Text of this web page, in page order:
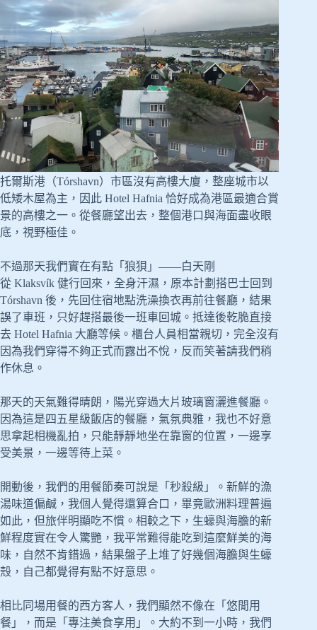
托爾斯港（Tórshavn）市區沒有高樓大廈，整座城市以
低矮木屋為主，因此 Hotel Hafnia 恰好成為港區最適合賞
景的高樓之一。從餐廳望出去，整個港口與海面盡收眼
底，視野極佳。
不過那天我們實在有點「狼狽」——白天剛
從 Klaksvík 健行回來，全身汗濕，原本計劃搭巴士回到
Tórshavn 後，先回住宿地點洗澡換衣再前往餐廳，結果
誤了車班，只好趕搭最後一班車回城。抵達後乾脆直接
去 Hotel Hafnia 大廳等候。櫃台人員相當親切，完全沒有
因為我們穿得不夠正式而露出不悅，反而笑著請我們稍
作休息。
那天的天氣難得晴朗，陽光穿過大片玻璃窗灑進餐廳。
因為這是四五星級飯店的餐廳，氣氛典雅，我也不好意
思拿起相機亂拍，只能靜靜地坐在靠窗的位置，一邊享
受美景，一邊等待上菜。
開動後，我們的用餐節奏可說是「秒殺級」。新鮮的漁
湯味道偏鹹，我個人覺得還算合口，畢竟歐洲料理普遍
如此，但旅伴明顯吃不慣。相較之下，生蠔與海膽的新
鮮程度實在令人驚艷，我平常難得能吃到這麼鮮美的海
味，自然不肯錯過，結果盤子上堆了好幾個海膽與生蠔
殼，自己都覺得有點不好意思。
相比同場用餐的西方客人，我們顯然不像在「悠閒用
餐」，而是「專注美食享用」。大約不到一小時，我們